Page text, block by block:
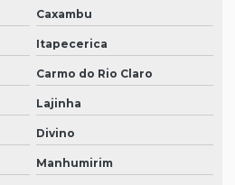
Caxambu
Itapecerica
Carmo do Rio Claro
Lajinha
Divino
Manhumirim